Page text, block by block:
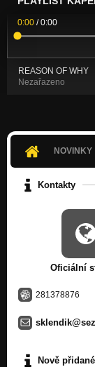
0:00 /0:00
REASON OF WHY
Nezařazeno
NOVINKY
Kontakty
Oficiální
281378876
Nově